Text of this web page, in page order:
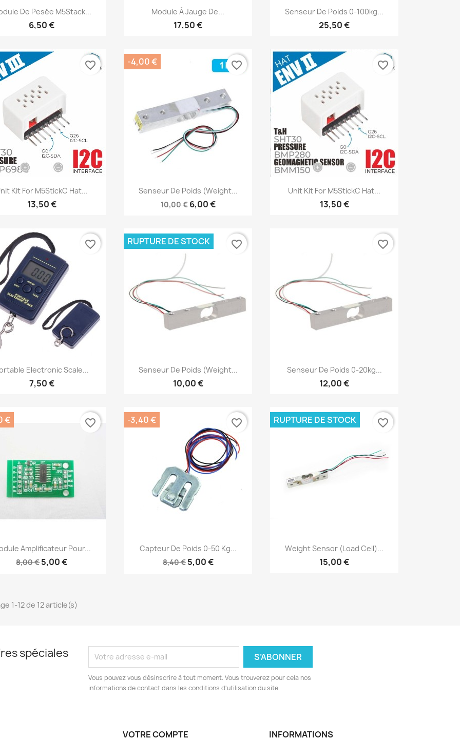
 Aperçu rapide
De Pesée M5Stack...
6,50 €
Aperçu rapide
Module À Jauge De...
17,50 €
Aperçu rapide
Senseur De Poids 0-100kg...
25,50 €
Aperçu rapide
Kit For M5StickC Hat...
13,50 €
favorite_border
Aperçu rapide
Senseur De Poids (Weight...
10,00 € 6,00 €
-4,00 € favorite_border
Aperçu rapide
Unit Kit For M5StickC Hat...
13,50 €
favorite_border
Aperçu rapide
Electronic Scale...
7,50 €
favorite_border
Aperçu rapide
Senseur De Poids (Weight...
10,00 €
RUPTURE DE STOCK favorite_border
Aperçu rapide
Senseur De Poids 0-20kg...
12,00 €
favorite_border
 Aperçu rapide
Amplificateur Pour...
8,00 €5,00 €
€ favorite_border
Aperçu rapide
Capteur De Poids 0-50 Kg...
8,40 € 5,00 €
-3,40 € favorite_border
Aperçu rapide
Weight Sensor (Load Cell)...
15,00 €
RUPTURE DE STOCK favorite_border
1-12 de 12 article(s)
spéciales
Vous pouvez vous désinscrire à tout moment. Vous trouverez pour cela nos
informations de contact dans les conditions d'utilisation du site.
VOTRE COMPTE INFORMATIONS